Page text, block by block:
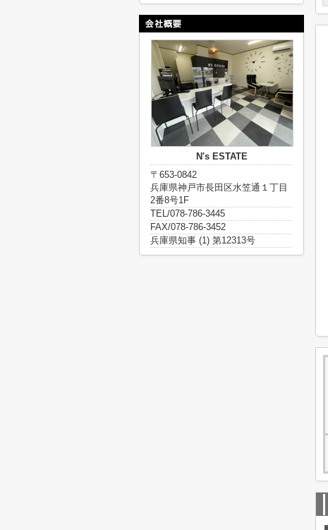
N's ESTATE
〒653-0842
兵庫県神戸市長田区水笠通１丁目
2番8号1F
TEL/078-786-3445
FAX/078-786-3452
兵庫県知事 (1) 第12313号